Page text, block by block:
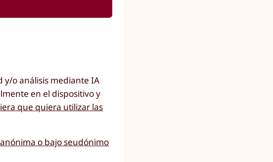
y/o análisis mediante IA
en el dispositivo y
que quiera utilizar las
o bajo seudónimo